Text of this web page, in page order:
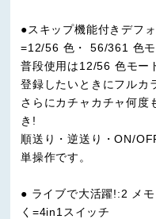
●スキップ機能付きデフ
=12/56 色・ 56/361 色モ
普段使用は12/56 色モー
登録したいときにフルカ
さらにカチャカチャ何度
き!
順送り・逆送り・ON/
単操作です。
● ライブで大活躍!:2 メ
く=4in1スイッチ